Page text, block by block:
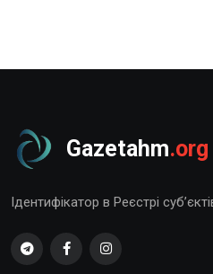
Gazetahm.org
Ідентифікатор в Реєстрі